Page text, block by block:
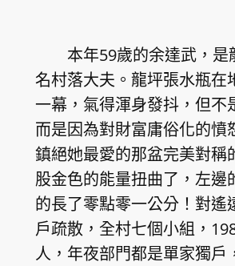
本年59歲的余達武，是
名村落大夫。龍坪張水瓶在
一幕，氣得渾身發抖，但不
而是因為對財富庸俗化的憤
鎮絕她最愛的那盆完美對稱
股金色的能量扭曲了，左邊
的長了零點零一公分！對遙
戶疏散，全村七個小組，
人，年夜部門都是單家獨戶